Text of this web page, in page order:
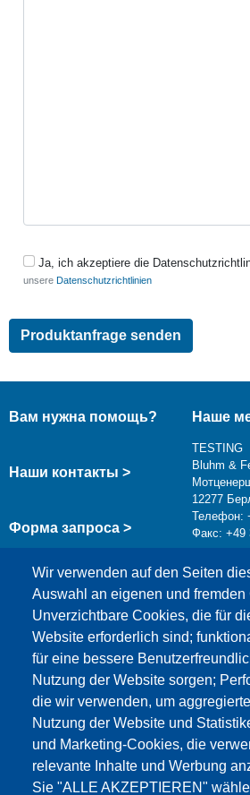
Ja, ich akzeptiere die
unsere Datenschutzrichtlinien
Wir verwenden auf den Seiten
Auswahl an eigenen und fremden
Unverzichtbare Cookies, die für
Website erforderlich sind;
für eine bessere
Nutzung der Website sorgen;
die wir verwenden, um
Nutzung der Website und
und Marketing-Cookies, die
relevante Inhalte und Werbung
Sie "ALLE AKZEPTIEREN"
Вам нужна помощь?
Наши контакты >
Форма запроса >
Наше
TESTING
Bluhm &
12277
Телефон:
Факс: +49
Этот материал
файлы cookie Google Maps
НЕОБХОДИМО